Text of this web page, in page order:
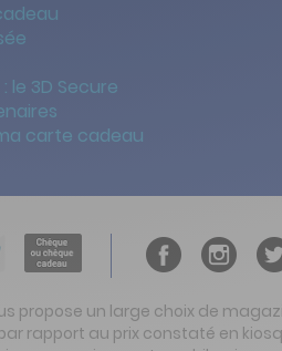
le 3D Secure
carte cadeau
propose un large choix de
rapport au prix constaté en